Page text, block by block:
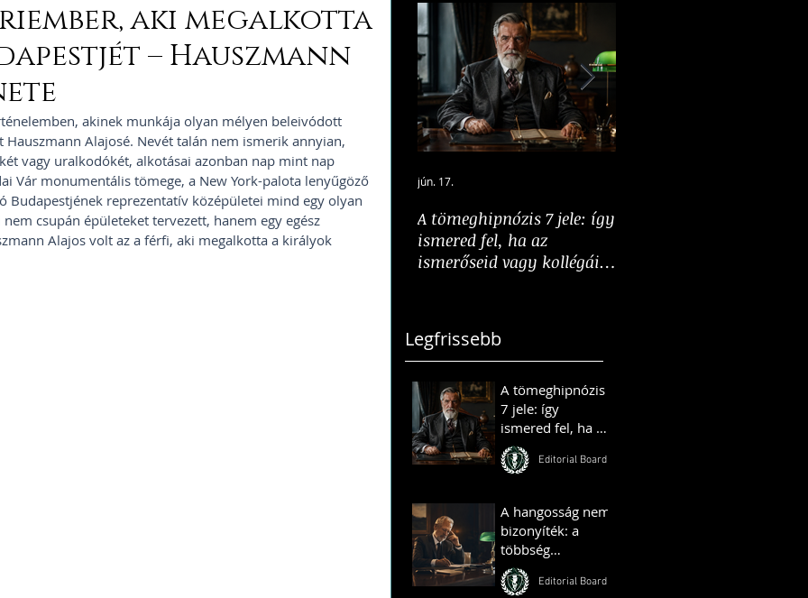
aki megalkotta
– Hauszmann
akinek munkája olyan mélyen beleivódott
Alajosé. Nevét talán nem ismerik annyian,
vagy uralkodókét, alkotásai azonban nap mint nap
Vár monumentális tömege, a New York-palota lenyűgöző
Budapestjének reprezentatív középületei mind egy olyan
csupán épületeket tervezett, hanem egy egész
Alajos volt az a férfi, aki megalkotta a királyok
A tömeghipnózis 7 jele: így
ismered fel, ha az
ismerőseid vagy kollégáid
jún. 17.
Legfrissebb
A tömeghipnózis
7 jele: így
ismered fel, ha az
ismerőseid vagy
kollégáid
alatt állnak
Editorial Board
A hangosság nem
bizonyíték: a
többség
illúziójának
pszichológiája
Editorial Board